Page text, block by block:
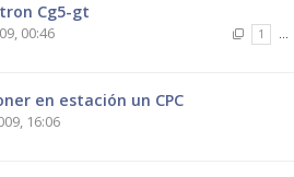
Cg5-gt
1 …
00:46
en estación un CPC
16:06